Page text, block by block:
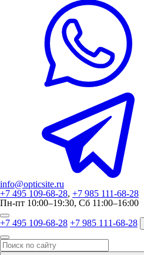
info@opticsite.ru
+7 495 109-68-28, +7 985 111-68-28
Пн-пт 10:00–19:30, Сб 11:00–16:00
+7 495 109-68-28 +7 985 111-68-28